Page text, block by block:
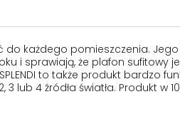
do każdego pomieszczenia.
i sprawiają, że plafon sufitowy
to także produkt bardzo
lub 4 źródła światła. Produkt w